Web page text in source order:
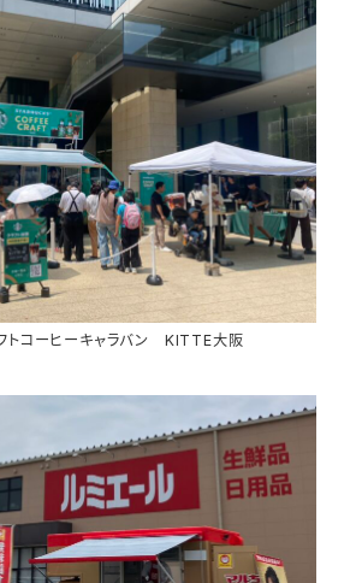
トコーヒーキャラバン KITTE大阪